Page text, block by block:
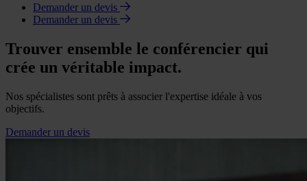
Demander un devis
Demander un devis
Trouver ensemble le conférencier qui
crée un véritable impact.
Nos spécialistes sont prêts à associer l'expertise idéale à vos
objectifs.
Demander un devis